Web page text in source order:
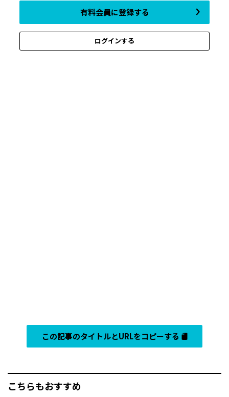
有料会員に登録する
ログインする
この記事のタイトルとURLをコピーする
こちらもおすすめ